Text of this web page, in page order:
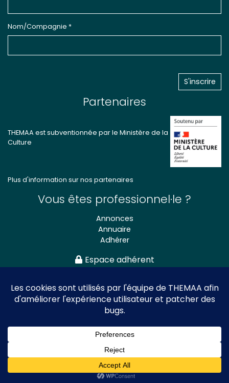
Nom/Compagnie *
Partenaires
THEMAA est subventionnée par le Ministère de la
Culture
Plus d'information sur nos partenaires
Vous êtes professionnel·le ?
Annonces
Annuaire
Adhérer
Espace adhérent
Association nationale
des Théâtres de Marionnettes
et Arts Associés